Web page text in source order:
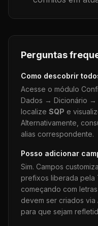
Perguntas
Como descobrir
Acesse o módulo
Dados → Dicionário →
localize SQP e
Alternativamente,
alias correspondente.
Posso adicionar
Sim. Campos
prefixos liberada pela
começando com
devem ser criados
para que sejam